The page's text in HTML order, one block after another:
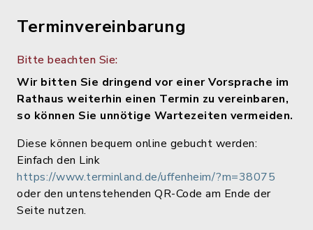
Terminvereinbarung
Bitte beachten Sie:
Wir bitten Sie dringend vor einer Vorsprache im
Rathaus weiterhin einen Termin zu vereinbaren,
so können Sie unnötige Wartezeiten vermeiden.
Diese können bequem online gebucht werden:
Einfach den Link
https://www.terminland.de/uffenheim/?m=38075
oder den untenstehenden QR-Code am Ende der
Seite nutzen.